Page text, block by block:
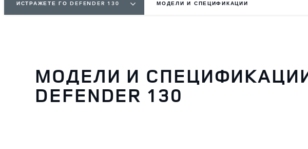
ИСТРАЖЕТЕ ГО DEFENDER 130 МОДЕЛИ И СПЕЦИФИКАЦИИ
МОДЕЛИ И
DEFENDER 130